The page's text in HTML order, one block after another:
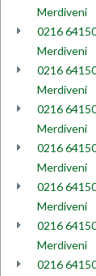
Merdiveni
0216
Merdiveni
0216
Merdiveni
0216
Merdiveni
0216
Merdiveni
0216
Merdiveni
0216
Merdiveni
0216